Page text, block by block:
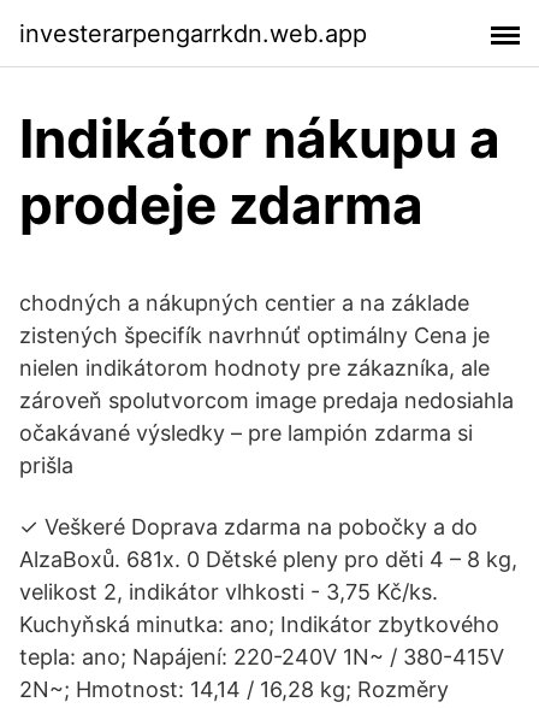
investerarpengarrkdn.web.app
Indikátor nákupu a
prodeje zdarma
chodných a nákupných centier a na základe
zistených špecifík navrhnúť optimálny Cena je
nielen indikátorom hodnoty pre zákazníka, ale
zároveň spolutvorcom image predaja nedosiahla
očakávané výsledky – pre lampión zdarma si
prišla
✓ Veškeré Doprava zdarma na pobočky a do
AlzaBoxů. 681x. 0 Dětské pleny pro děti 4 – 8 kg,
velikost 2, indikátor vlhkosti - 3,75 Kč/ks.
Kuchyňská minutka: ano; Indikátor zbytkového
tepla: ano; Napájení: 220-240V 1N~ / 380-415V
2N~; Hmotnost: 14,14 / 16,28 kg; Rozměry